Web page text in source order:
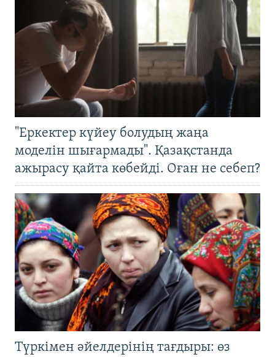
"Еркектер күйеу болудың жаңа
моделін шығармады". Қазақстанда
ажырасу қайта көбейді. Оған не себеп?
Түркімен әйелдерінің тағдыры: өз